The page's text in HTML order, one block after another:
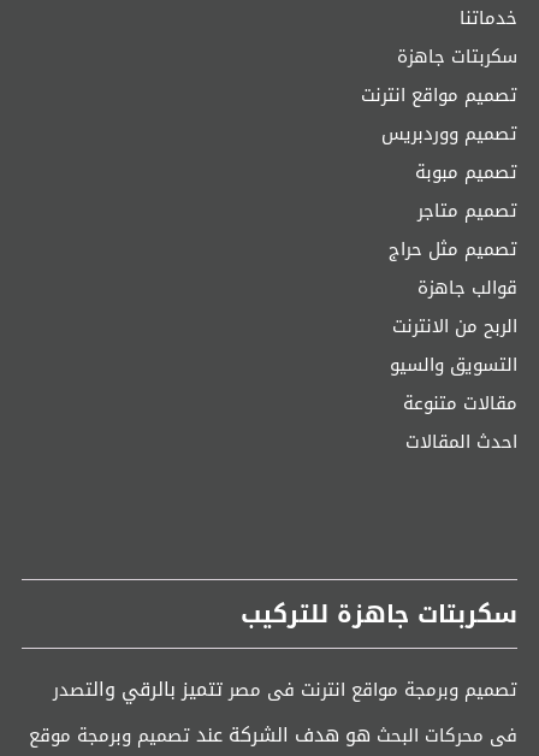
خدماتنا
سكربتات جاهزة
تصميم مواقع انترنت
تصميم ووردبريس
تصميم مبوبة
تصميم متاجر
تصميم مثل حراج
قوالب جاهزة
الربح من الانترنت
التسويق والسيو
مقالات متنوعة
احدث المقالات
سكربتات جاهزة للتركيب
تصميم وبرمجة مواقع انترنت فى مصرتتميز بالرقي والتصدر
فى محركات البحث هو هدف الشركة عندتصميم وبرمجة موقع